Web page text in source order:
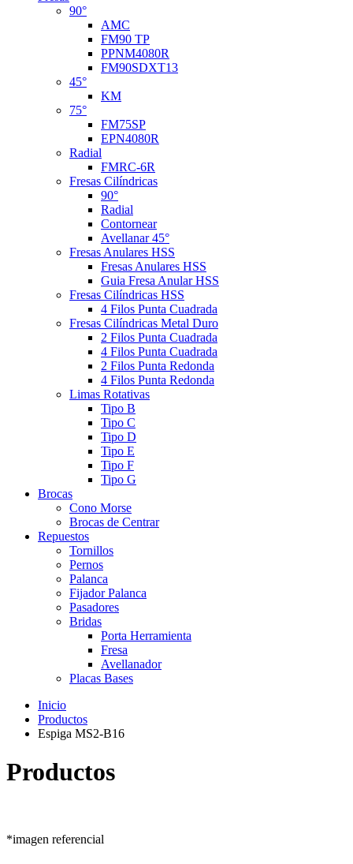
90°
AMC
FM90 TP
PPNM4080R
FM90SDXT13
45°
KM
75°
FM75SP
EPN4080R
Radial
FMRC-6R
Fresas Cilíndricas
90°
Radial
Contornear
Avellanar 45°
Fresas Anulares HSS
Fresas Anulares HSS
Guia Fresa Anular HSS
Fresas Cilíndricas HSS
4 Filos Punta Cuadrada
Fresas Cilíndricas Metal Duro
2 Filos Punta Cuadrada
4 Filos Punta Cuadrada
2 Filos Punta Redonda
4 Filos Punta Redonda
Limas Rotativas
Tipo B
Tipo C
Tipo D
Tipo E
Tipo F
Tipo G
Brocas
Cono Morse
Brocas de Centrar
Repuestos
Tornillos
Pernos
Palanca
Fijador Palanca
Pasadores
Bridas
Porta Herramienta
Fresa
Avellanador
Placas Bases
Inicio
Productos
Espiga MS2-B16
Productos
*imagen referencial